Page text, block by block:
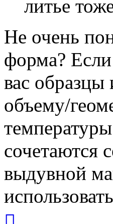
литье
Не очень
форма? Если
вас
объему/
сочетаются
выдувной